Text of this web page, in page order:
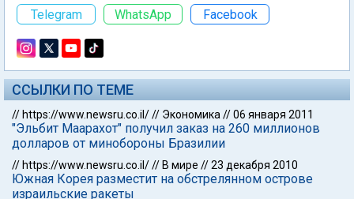
Telegram
WhatsApp Facebook
ССЫЛКИ ПО ТЕМЕ
// https://www.newsru.co.il/// Экономика //06 января 2011
"Эльбит Маарахот" получил заказ на 260 миллионов
долларов от минобороны Бразилии
// https://www.newsru.co.il/// В мире //23 декабря 2010
Южная Корея разместит на обстрелянном острове
израильские ракеты